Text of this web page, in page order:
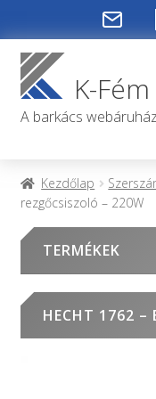
Ugrás
a
navigációhoz
Kilépés
a
tartalombaK-Fém
A barkács webáruház
Kapcsolat
Rendelés menete
Rólunk
Kezdőlap
rezgőcsiszoló – 220W
HECHT 1762 –
TERMÉKEK